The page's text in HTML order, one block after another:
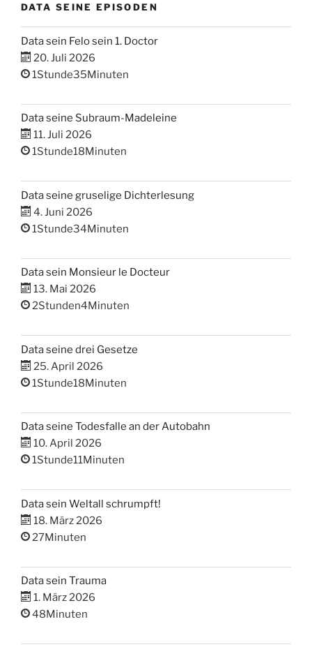
DATA SEINE EPISODEN
Data sein Felo sein 1. Doctor
20. Juli 2026
1Stunde35Minuten
Data seine Subraum-Madeleine
11. Juli 2026
1Stunde18Minuten
Data seine gruselige Dichterlesung
4. Juni 2026
1Stunde34Minuten
Data sein Monsieur le Docteur
13. Mai 2026
2Stunden4Minuten
Data seine drei Gesetze
25. April 2026
1Stunde18Minuten
Data seine Todesfalle an der Autobahn
10. April 2026
1Stunde11Minuten
Data sein Weltall schrumpft!
18. März 2026
27Minuten
Data sein Trauma
1. März 2026
48Minuten